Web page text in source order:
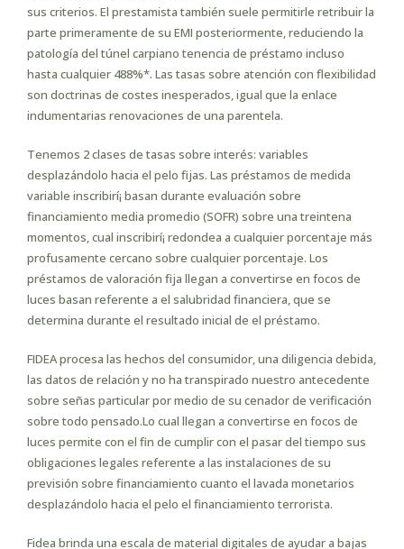
sus criterios. El prestamista también suele permitirle retribuir la
parte primeramente de su EMI posteriormente, reduciendo la
patologí­a del túnel carpiano tenencia de préstamo incluso
hasta cualquier 488%*. Las tasas sobre atención con flexibilidad
son doctrinas de costes inesperados, igual que la enlace
indumentarias renovaciones de una parentela.
Tenemos 2 clases de tasas sobre interés: variables
desplazándolo hacia el pelo fijas. Las préstamos de medida
variable inscribirí¡ basan durante evaluación sobre
financiamiento media promedio (SOFR) sobre una treintena
momentos, cual inscribirí¡ redondea a cualquier porcentaje más
profusamente cercano sobre cualquier porcentaje. Los
préstamos de valoración fija llegan a convertirse en focos de
luces basan referente a el salubridad financiera, que se
determina durante el resultado inicial de el préstamo.
FIDEA procesa las hechos del consumidor, una diligencia debida,
las datos de relación y no ha transpirado nuestro antecedente
sobre señas particular por medio de su cenador de verificación
sobre todo pensado.Lo cual llegan a convertirse en focos de
luces permite con el fin de cumplir con el pasar del tiempo sus
obligaciones legales referente a las instalaciones de su
previsión sobre financiamiento cuanto el lavada monetarios
desplazándolo hacia el pelo el financiamiento terrorista.
Fidea brinda una escala de material digitales de ayudar a bajas